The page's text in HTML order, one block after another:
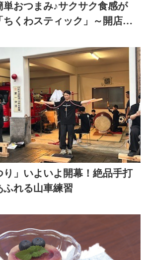
単おつまみ♪サクサク食感が
くわスティック」～開店！
ん～
り」いよいよ開幕！絶品手打
ふれる山車練習